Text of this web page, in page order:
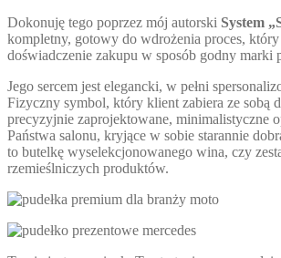
Dokonuję tego poprzez mój autorski System
kompletny, gotowy do wdrożenia proces,
doświadczenie zakupu w sposób godny marki
Jego sercem jest elegancki, w pełni
Fizyczny symbol, który klient zabiera ze sobą
precyzyjnie zaprojektowane, minimalistyczne
Państwa salonu, kryjące w sobie starannie
to butelkę wyselekcjonowanego wina, czy
rzemieślniczych produktów.